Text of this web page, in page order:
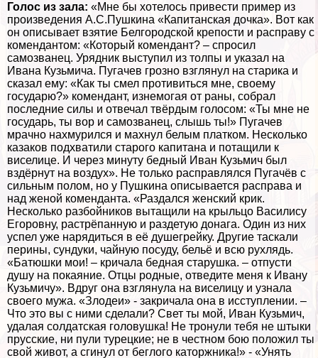
Голос из зала: «Мне бы хотелось привести пример из
произведения А.С.Пушкина «Капитанская дочка». Вот как
он описывает взятие Белгородской крепости и расправу с
комендантом: «Который комендант? – спросил
самозванец. Урядник выступил из толпы и указал на
Ивана Кузьмича. Пугачев грозно взглянул на старика и
сказал ему: «Как ты смел противиться мне, своему
государю?» комендант, изнемогая от раны, собрал
последние силы и отвечал твёрдым голосом: «Ты мне не
государь, ты вор и самозванец, слышь ты!» Пугачев
мрачно нахмурился и махнул белым платком. Несколько
казаков подхватили старого капитана и потащили к
виселице. И через минуту бедный Иван Кузьмич был
вздёрнут на воздух». Не только расправлялся Пугачёв с
сильным полом, но у Пушкина описывается расправа и
над женой коменданта. «Раздался женский крик.
Несколько разбойников вытащили на крыльцо Василису
Егоровну, растрёпанную и раздетую донага. Один из них
успел уже нарядиться в её душегрейку. Другие таскали
перины, сундуки, чайную посуду, бельё и всю рухлядь.
«Батюшки мои! – кричала бедная старушка. – отпусти
душу на покаяние. Отцы родные, отведите меня к Ивану
Кузьмичу». Вдруг она взглянула на виселицу и узнала
своего мужа. «Злодеи» - закричала она в исступлении. –
Что это вы с ними сделали? Свет ты мой, Иван Кузьмич,
удалая солдатская головушка! Не тронули тебя не штыки
прусские, ни пули турецкие; не в честном бою положил ты
свой живот, а сгинул от беглого каторжника!» - «Унять